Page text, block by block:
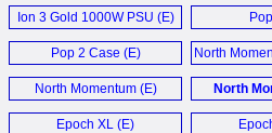
Ion 3 Gold 1000W PSU (E)
Pop 2 Case (E) North
North Momentum (E) North
Epoch XL (E)